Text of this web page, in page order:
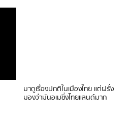
มาดูเรื่องปกติในเมืองไทย แต่ฝรั่ง
มองว่ามันอเมซิ่งไทยแลนด์มาก